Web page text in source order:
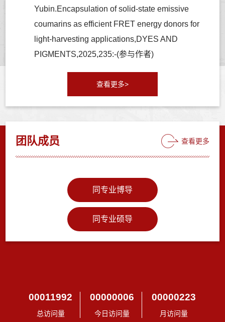
Yubin.Encapsulation of solid-state emissive
coumarins as efficient FRET energy donors for
light-harvesting applications,DYES AND
PIGMENTS,2025,235:-(参与作者)
查看更多>
团队成员 查看更多
同专业博导
同专业硕导
00011992
总访问量
00000006
今日访问量
00000223
月访问量